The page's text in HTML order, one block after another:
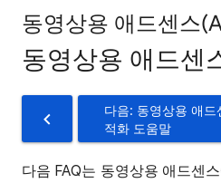
동영상용 애드센스
동영상용 애드센
다음: 동영상용 애
적화 도움말
다음 FAQ는 동영상용 애드센